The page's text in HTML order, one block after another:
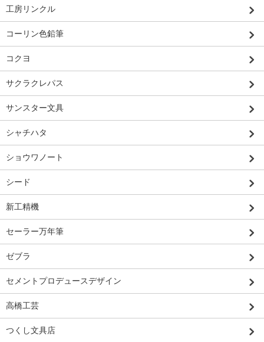
工房リンクル
コーリン色鉛筆
コクヨ
サクラクレパス
サンスター文具
シャチハタ
ショウワノート
シード
新工精機
セーラー万年筆
ゼブラ
セメントプロデュースデザイン
高橋工芸
つくし文具店